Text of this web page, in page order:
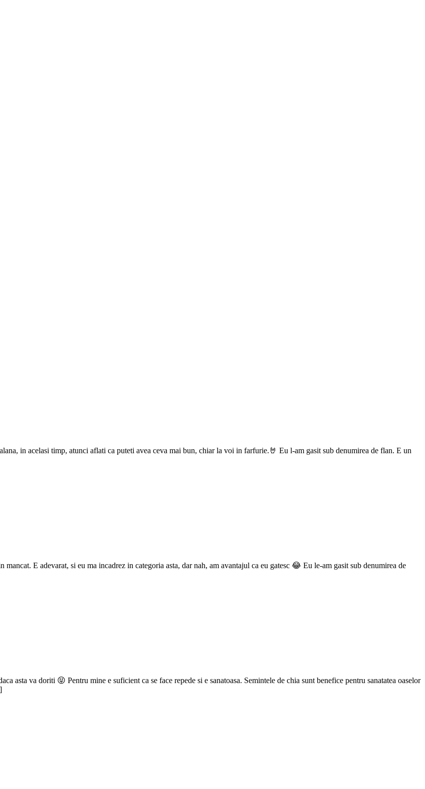
in acelasi timp, atunci aflati ca puteti avea ceva mai bun, chiar la voi in farfurie.🤘 Eu l-am gasit sub denumirea de flan. E un
E adevarat, si eu ma incadrez in categoria asta, dar nah, am avantajul ca eu gatesc 😂 Eu le-am gasit sub denumirea de
asta va doriti 😝 Pentru mine e suficient ca se face repede si e sanatoasa. Semintele de chia sunt benefice pentru sanatatea oaselor